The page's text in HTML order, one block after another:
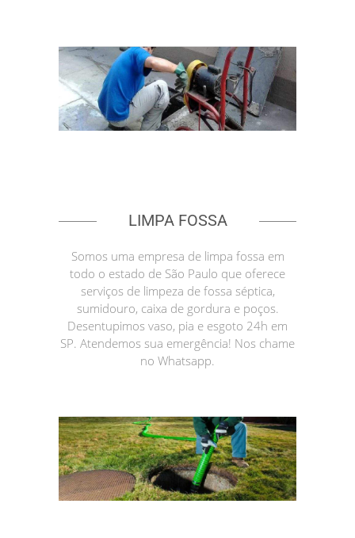
LIMPA FOSSA
Somos uma empresa de limpa fossa em
todo o estado de São Paulo que oferece
serviços de limpeza de fossa séptica,
sumidouro, caixa de gordura e poços.
Desentupimos vaso, pia e esgoto 24h em
SP. Atendemos sua emergência! Nos chame
no Whatsapp.